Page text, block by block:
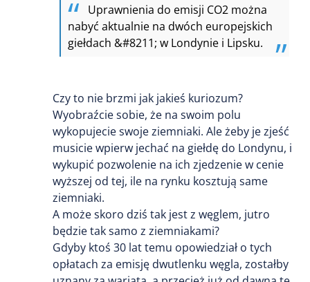
Uprawnienia do emisji CO2 można
nabyć aktualnie na dwóch europejskich
giełdach &#8211; w Londynie i Lipsku.
Czy to nie brzmi jak jakieś kuriozum?
Wyobraźcie sobie, że na swoim polu
wykopujecie swoje ziemniaki. Ale żeby je zjeść
musicie wpierw jechać na giełdę do Londynu, i
wykupić pozwolenie na ich zjedzenie w cenie
wyższej od tej, ile na rynku kosztują same
ziemniaki.
A może skoro dziś tak jest z węglem, jutro
będzie tak samo z ziemniakami?
Gdyby ktoś 30 lat temu opowiedział o tych
opłatach za emisję dwutlenku węgla, zostałby